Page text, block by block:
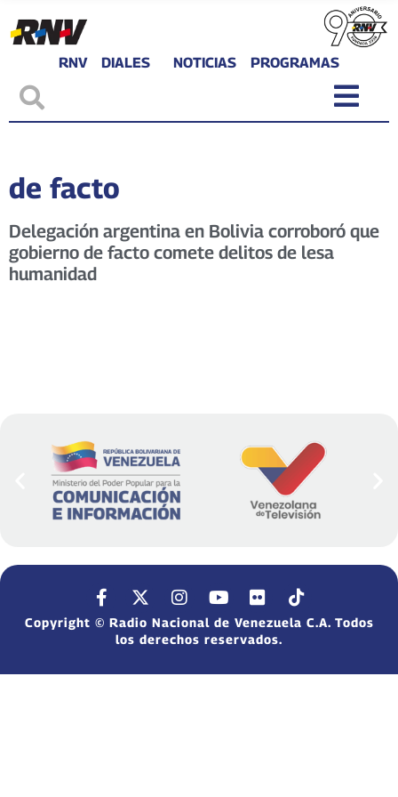
RNV DIALES NOTICIAS PROGRAMAS
de facto
Delegación argentina en Bolivia corroboró que
gobierno de facto comete delitos de lesa
humanidad
Copyright © Radio Nacional de Venezuela C.A. Todos
los derechos reservados.